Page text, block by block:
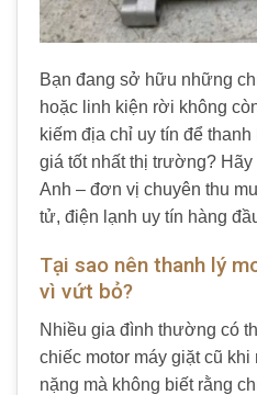
Bạn đang sở hữu những
hoặc linh kiện rời không
kiếm địa chỉ uy tín để
giá tốt nhất thị trường?
Anh – đơn vị chuyên thu
tử, điện lạnh uy tín hàng
Tại sao nên thanh lý
vì vứt bỏ?
Nhiều gia đình thường có
chiếc motor máy giặt cũ
nặng mà không biết rằng